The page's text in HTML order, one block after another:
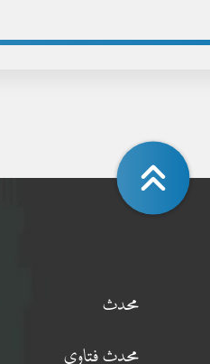
محدث
محدث فتاوى